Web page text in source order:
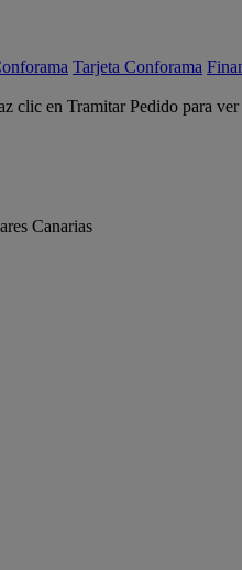
Tarjeta Conforama
clic en Tramitar Pedido para ver
Canarias